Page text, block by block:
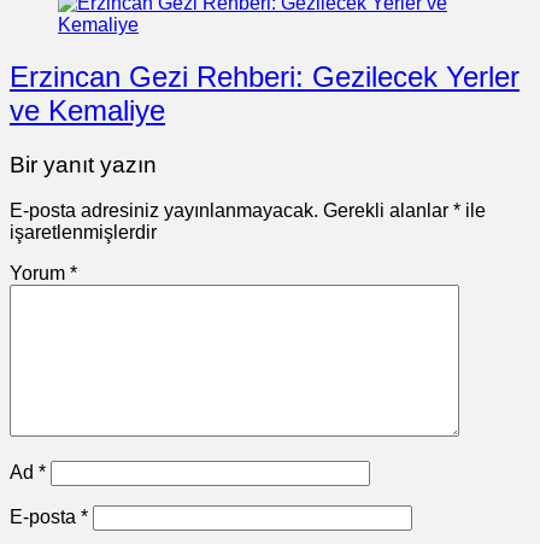
Erzincan Gezi Rehberi: Gezilecek Yerler
ve Kemaliye
Bir yanıt yazın
E-posta adresiniz yayınlanmayacak. Gerekli alanlar * ile
işaretlenmişlerdir
Yorum *
Ad *
E-posta *